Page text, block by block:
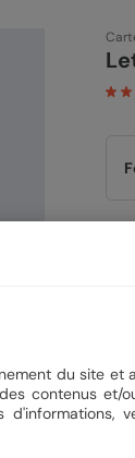
du site et
contenus et/
d'informations,